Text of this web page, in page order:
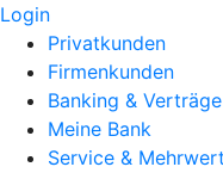
Login
Privatkunden
Firmenkunden
Banking & Verträge
Meine Bank
Service &